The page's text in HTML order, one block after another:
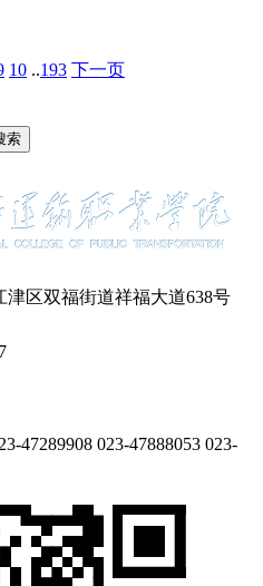
10 ..193 下一页
索
津区双福街道祥福大道638号
47289908 023-47888053 023-